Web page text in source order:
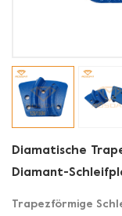
Diamatische
Diamant-
Trapezförmige